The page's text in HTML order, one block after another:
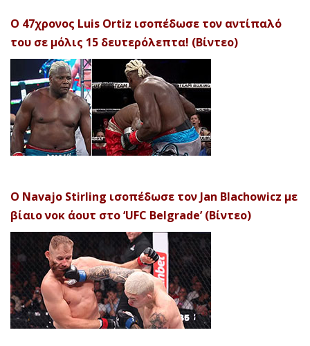
Ο 47χρονος Luis Ortiz ισοπέδωσε τον αντίπαλό
του σε μόλις 15 δευτερόλεπτα! (Βίντεο)
Ο Navajo Stirling ισοπέδωσε τον Jan Blachowicz με
βίαιο νοκ άουτ στο ‘UFC Belgrade’ (Βίντεο)